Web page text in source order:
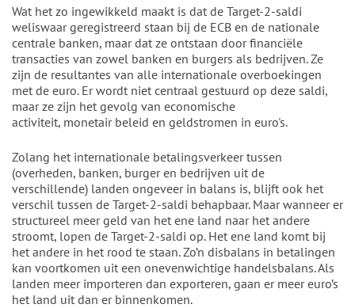
Wat het zo ingewikkeld maakt is dat de Target-2-saldi
weliswaar geregistreerd staan bij de ECB en de nationale
centrale banken, maar dat ze ontstaan door financiële
transacties van zowel banken en burgers als bedrijven. Ze
zijn de resultantes van alle internationale overboekingen
met de euro. Er wordt niet centraal gestuurd op deze saldi,
maar ze zijn het gevolg van economische
activiteit, monetair beleid en geldstromen in euro's.
Zolang het internationale betalingsverkeer tussen
(overheden, banken, burger en bedrijven uit de
verschillende) landen ongeveer in balans is, blijft ook het
verschil tussen de Target-2-saldi behapbaar. Maar wanneer er
structureel meer geld van het ene land naar het andere
stroomt, lopen de Target-2-saldi op. Het ene land komt bij
het andere in het rood te staan. Zo’n disbalans in betalingen
kan voortkomen uit een onevenwichtige handelsbalans. Als
landen meer importeren dan exporteren, gaan er meer euro’s
het land uit dan er binnenkomen.